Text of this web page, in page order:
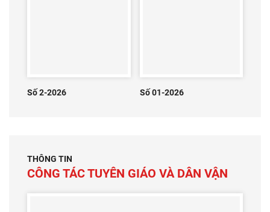
Số 2-2026 Số 01-2026
THÔNG TIN
CÔNG TÁC TUYÊN GIÁO VÀ DÂN VẬN